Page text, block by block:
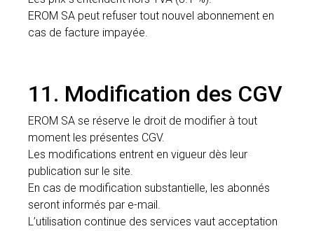
EROM SA peut refuser tout nouvel abonnement en
cas de facture impayée.
11. Modification des CGV
EROM SA se réserve le droit de modifier à tout
moment les présentes CGV.
Les modifications entrent en vigueur dès leur
publication sur le site.
En cas de modification substantielle, les abonnés
seront informés par e-mail.
L’utilisation continue des services vaut acceptation